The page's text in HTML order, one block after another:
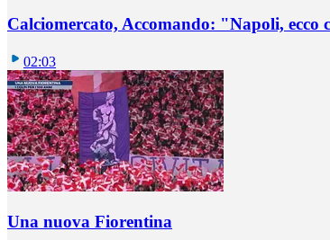
Calciomercato, Accomando: "Napoli, ecco
02:03
Una nuova Fiorentina